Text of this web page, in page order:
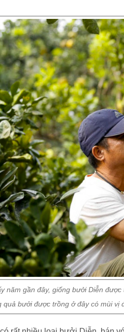
năm gần đây, giống bưởi Diễn
quả bưởi được trồng ở đây có mùi vị